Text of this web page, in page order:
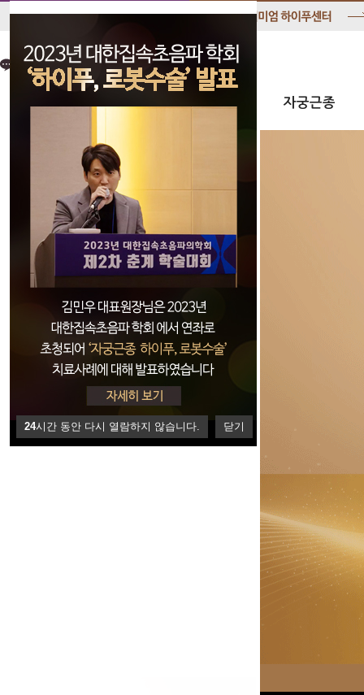
24시간 동안 다시 열람하지 않습니다. 닫기
자궁근종